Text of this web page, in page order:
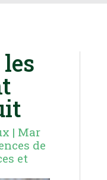
| Mar
de
et